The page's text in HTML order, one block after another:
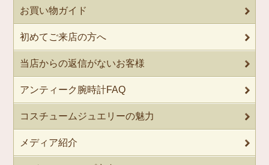
お買い物ガイド
初めてご来店の方へ
当店からの返信がないお客様
アンティーク腕時計FAQ
コスチュームジュエリーの魅力
メディア紹介